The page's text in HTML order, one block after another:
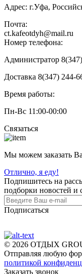
Адрес: г.Уфа,
Почта:
ct.kafeotdyh@mail.ru
Номер телефона:
Администратор
Доставка 8(347) 244-
Время работы:
Пн-Вс 11:00-00:00
Связаться
Мы можем заказать
Отлично, я еду!
Подпишитесь на
подборки новостей и
Подписаться
© 2026 ОТДЫХ
Отправляя любую
политикой
Заказать звонок